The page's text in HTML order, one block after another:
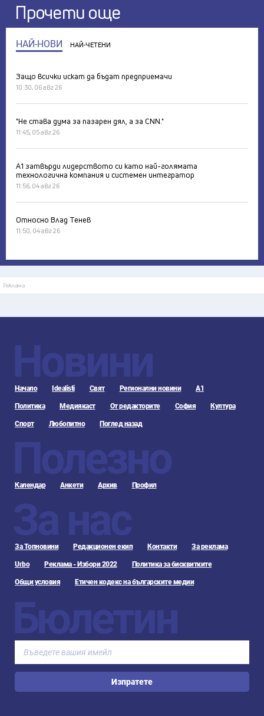
Прочети още
НАЙ-НОВИ НАЙ-ЧЕТЕНИ
Защо всички искат да бъдат предприемачи
10:30, 06 авг 26
"Не става дума за пазарен дял, а за CNN."
11:45, 05 авг 26
А1 затвърди лидерството си като най-голямата
технологична компания и системен интегратор
11:56, 04 авг 26
Относно Влад Тенев
11:50, 04 авг 26
Реклама
Новини
Начало Idealisti Свят Регионални новини А1
Политика Медиякаст От редакторите София Култура
Спорт Любопитно Поглед назад
Полезно
Календар Анкети Архив Профил
За нас
За Топновини Редакционен екип Контакти За реклама
Urbo Реклама - Избори 2022 Политика за бисквитките
Общи условия Етичен кодекс на българските медии
Бюлетин
Изпратете